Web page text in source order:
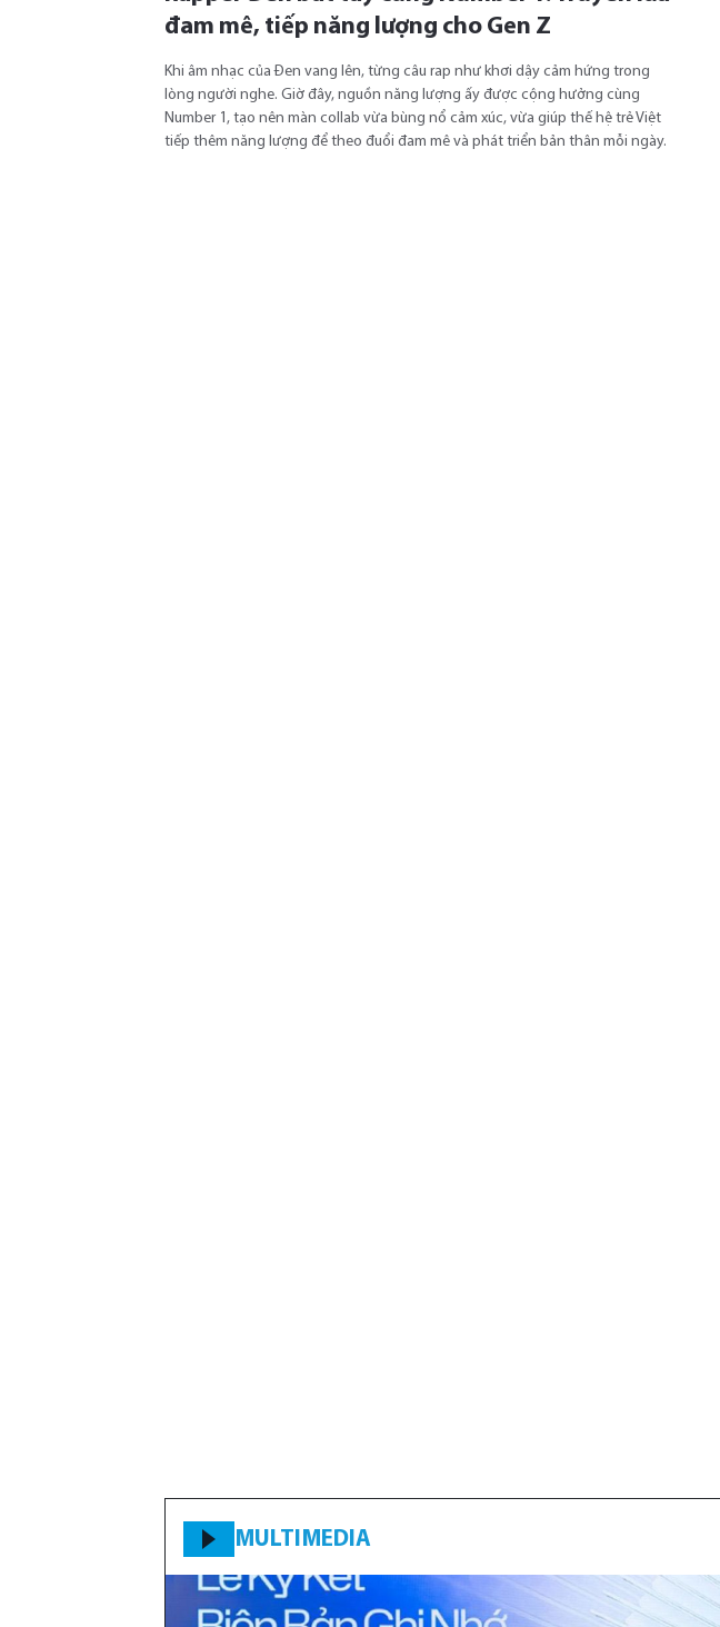
đam mê, tiếp năng lượng cho Gen Z
Khi âm nhạc của Đen vang lên, từng câu rap như khơi dậy cảm hứng trong
lòng người nghe. Giờ đây, nguồn năng lượng ấy được cộng hưởng cùng
Number 1, tạo nên màn collab vừa bùng nổ cảm xúc, vừa giúp thế hệ trẻ Việt
tiếp thêm năng lượng để theo đuổi đam mê và phát triển bản thân mỗi ngày.
MULTIMEDIA